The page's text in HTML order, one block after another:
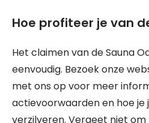
Hoe profiteer je van
Het claimen van de Sauna
eenvoudig. Bezoek onze
met ons op voor meer
actievoorwaarden en hoe je
verzilveren. Vergeet niet